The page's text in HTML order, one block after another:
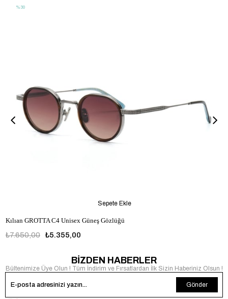
Kılıan GROTTA C4 Unisex Güneş Gözlüğü
₺5.355,00
₺7.650,00
Sepete Ekle
%30
BİZDEN HABERLER
Bültenimize Üye Olun ! Tüm İndirim ve Fırsatlardan İlk Sizin Haberiniz Olsun !
Gönder